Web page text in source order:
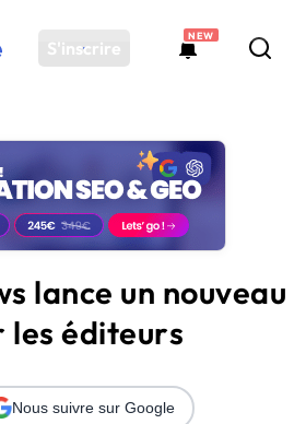
S'inscrire
NEW
lance un nouveau
les éditeurs
Nous suivre sur Google